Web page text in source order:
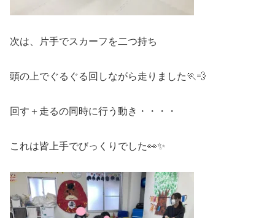
次は、片手でスカーフを二つ持ち
頭の上でぐるぐる回しながら走りました🏃💨
回す＋走るの同時に行う動き・・・・
これは皆上手でびっくりでした👀✨